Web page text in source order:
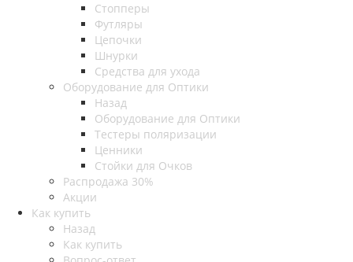
Стопперы
Футляры
Цепочки
Шнурки
Средства для ухода
Оборудование для Оптики
Назад
Оборудование для Оптики
Тестеры поляризации
Ценники
Стойки для Очков
Распродажа 30%
Акции
Как купить
Назад
Как купить